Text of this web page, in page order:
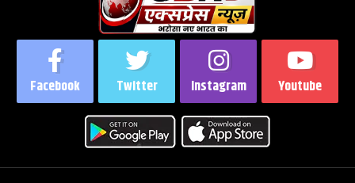
Facebook Twitter Instagram Youtube